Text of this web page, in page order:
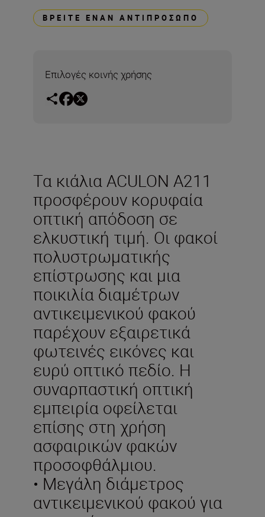
ΒΡΕΊΤΕ ΈΝΑΝ ΑΝΤΙΠΡΌΣΩΠΟ
Επιλογές κοινής χρήσης
Τα κιάλια ACULON A211
προσφέρουν κορυφαία
οπτική απόδοση σε
ελκυστική τιμή. Οι φακοί
πολυστρωματικής
επίστρωσης και μια
ποικιλία διαμέτρων
αντικειμενικού φακού
παρέχουν εξαιρετικά
φωτεινές εικόνες και
ευρύ οπτικό πεδίο. Η
συναρπαστική οπτική
εμπειρία οφείλεται
επίσης στη χρήση
ασφαιρικών φακών
προσοφθάλμιου.
• Μεγάλη διάμετρος
αντικειμενικού φακού για